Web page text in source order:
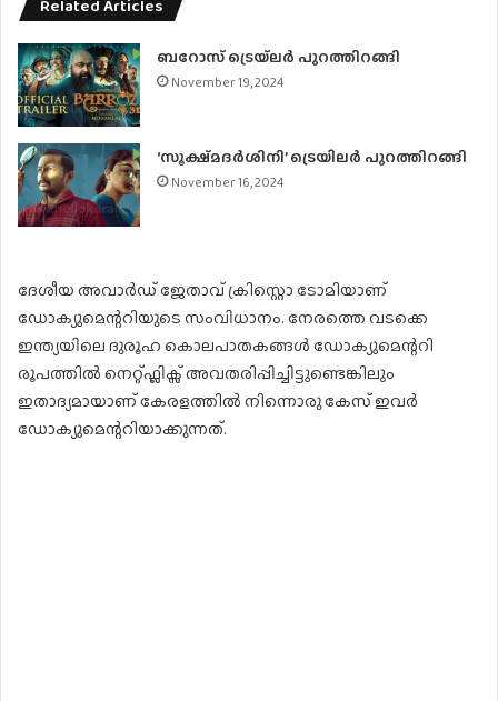
Related Articles
ബറോസ് ട്രെയ്‌ലർ പുറത്തിറങ്ങി
November 19, 2024
‘സൂക്ഷ്‍മദര്‍ശിനി’ ട്രെയിലര്‍ പുറത്തിറങ്ങി
November 16, 2024
ദേശീയ അവാർഡ് ജേതാവ് ക്രിസ്റ്റൊ ടോമിയാണ്
ഡോക്യുമെന്ററിയുടെ സംവിധാനം. നേരത്തെ വടക്കെ
ഇന്ത്യയിലെ ദുരൂഹ കൊലപാതകങ്ങൾ ഡോക്യുമെന്ററി
രൂപത്തിൽ നെറ്റ്ഫ്ലിക്സ് അവതരിപ്പിച്ചിട്ടുണ്ടെങ്കിലും
ഇതാദ്യമായാണ് കേരളത്തിൽ നിന്നൊരു കേസ് ഇവർ
ഡോക്യുമെന്ററിയാക്കുന്നത്.